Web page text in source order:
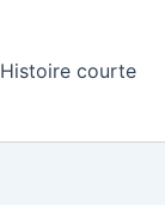
Histoire courte